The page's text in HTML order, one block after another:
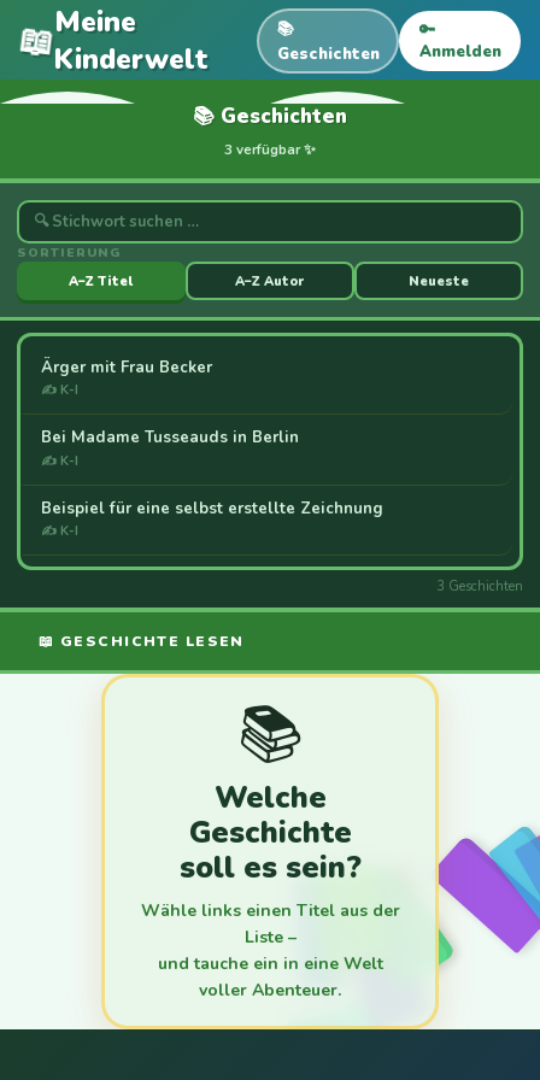
📖Meine
Kinderwelt
📚
Geschichten
🔑
Anmelden
📚 Geschichten
3 verfügbar ✨
SORTIERUNG
A–Z Titel
A–Z Autor Neueste
Ärger mit Frau Becker
✍ K-I
Bei Madame Tusseauds in Berlin
✍ K-I
Beispiel für eine selbst erstellte Zeichnung
✍ K-I
3 Geschichten
📖 GESCHICHTE LESEN
📚
Welche
Geschichte
soll es sein?
Wähle links einen Titel aus der
Liste –
und tauche ein in eine Welt
voller Abenteuer.